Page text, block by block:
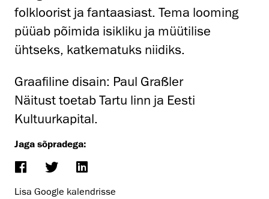
folkloorist ja fantaasiast. Tema looming
püüab põimida isikliku ja müütilise
ühtseks, katkematuks niidiks.
Graafiline disain: Paul Graßler
Näitust toetab Tartu linn ja Eesti
Kultuurkapital.
Jaga sõpradega:
Lisa Google kalendrisse